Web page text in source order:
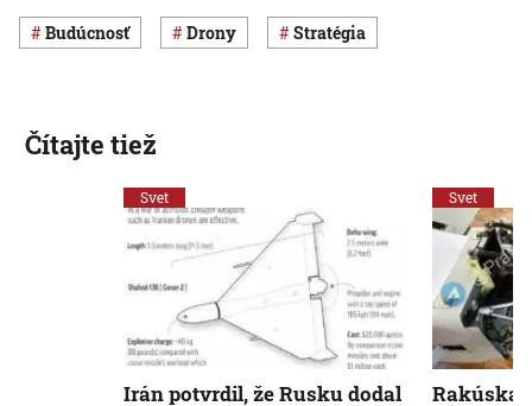
budúcnosť drony stratégia
Čítajte tiež
Svet
Irán potvrdil, že Rusku dodal
Svet
Rakúska